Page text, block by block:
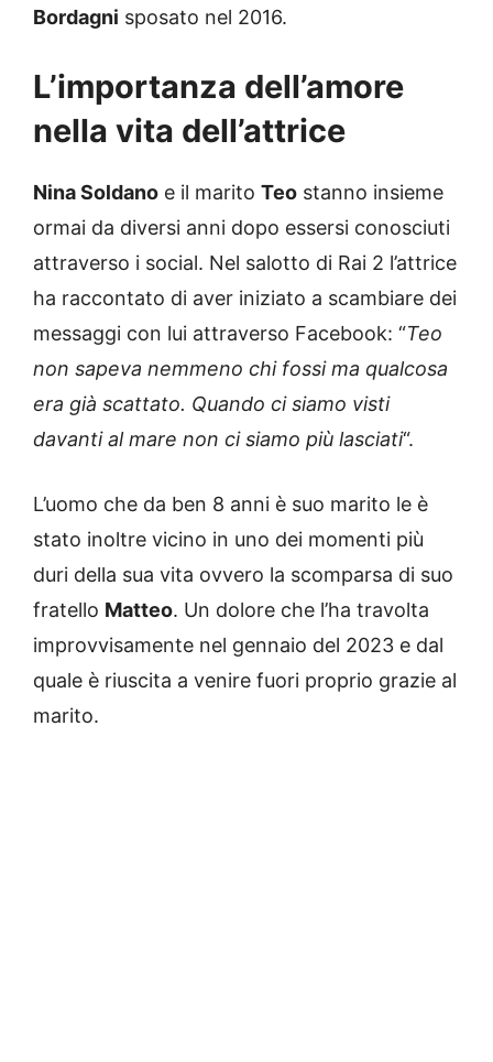
Bordagni sposato nel 2016.
L’importanza dell’amore
nella vita dell’attrice
Nina Soldano e il marito Teo stanno insieme
ormai da diversi anni dopo essersi conosciuti
attraverso i social. Nel salotto di Rai 2 l’attrice
ha raccontato di aver iniziato a scambiare dei
messaggi con lui attraverso Facebook: “Teo
non sapeva nemmeno chi fossi ma qualcosa
era già scattato. Quando ci siamo visti
davanti al mare non ci siamo più lasciati“.
L’uomo che da ben 8 anni è suo marito le è
stato inoltre vicino in uno dei momenti più
duri della sua vita ovvero la scomparsa di suo
fratello Matteo. Un dolore che l’ha travolta
improvvisamente nel gennaio del 2023 e dal
quale è riuscita a venire fuori proprio grazie al
marito.